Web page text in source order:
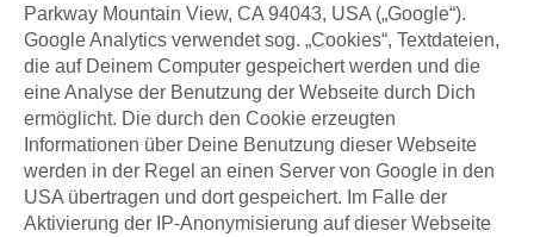
Parkway Mountain View, CA 94043, USA („Google“).
Google Analytics verwendet sog. „Cookies“, Textdateien,
die auf Deinem Computer gespeichert werden und die
eine Analyse der Benutzung der Webseite durch Dich
ermöglicht. Die durch den Cookie erzeugten
Informationen über Deine Benutzung dieser Webseite
werden in der Regel an einen Server von Google in den
USA übertragen und dort gespeichert. Im Falle der
Aktivierung der IP-Anonymisierung auf dieser Webseite